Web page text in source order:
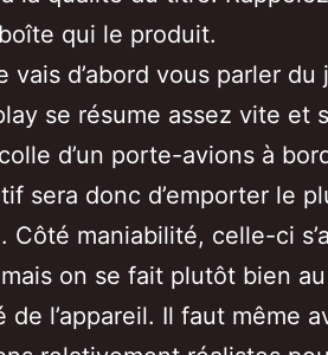
qui le produit.
vais d’abord vous parler
se résume assez vite et
d’un porte-avions à
sera donc d’emporter le
Côté maniabilité, celle-ci
on se fait plutôt bien
de l’appareil. Il faut même